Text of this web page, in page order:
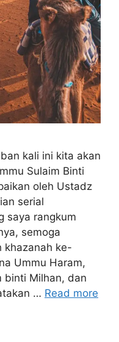
kali ini kita akan
Sulaim Binti
oleh Ustadz
serial
saya rangkum
semoga
khazanah ke-
Ummu Haram,
binti Milhan, dan
… Read more